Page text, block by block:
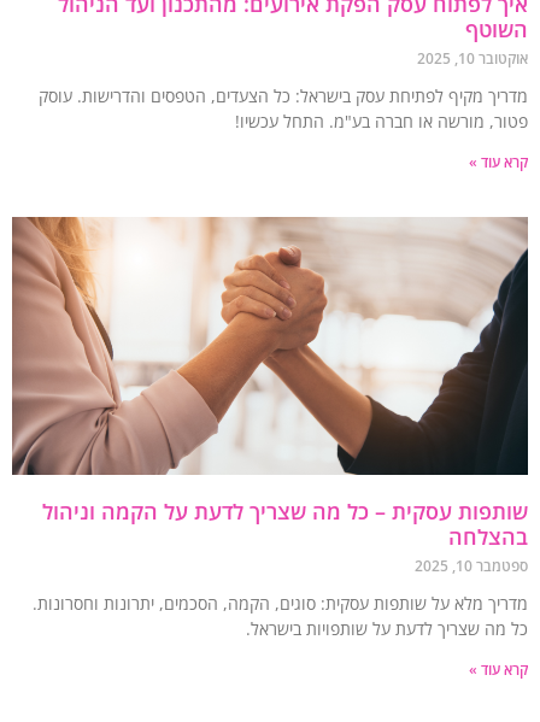
10, 2025
מקיף לפתיחת עסק בישראל: כל הצעדים, הטפסים והדרישות. עוסק
מורשה או חברה בע"מ. התחל עכשיו!
עוד »
עסקית – כל מה שצריך לדעת על הקמה וניהול
10, 2025
מלא על שותפות עסקית: סוגים, הקמה, הסכמים, יתרונות וחסרונות.
שצריך לדעת על שותפויות בישראל.
עוד »